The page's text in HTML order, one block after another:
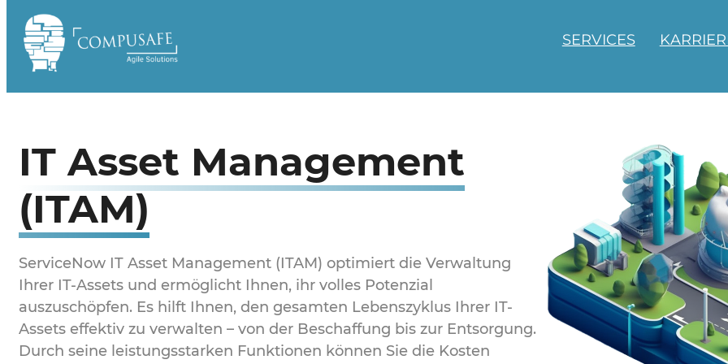
Inhalt
springen
SERVICES
IT Asset Management
(ITAM)
ServiceNow IT Asset Management (ITAM) optimiert die Verwaltung
Ihrer IT-Assets und ermöglicht Ihnen, ihr volles Potenzial
auszuschöpfen. Es hilft Ihnen, den gesamten Lebenszyklus Ihrer IT-
Assets effektiv zu verwalten – von der Beschaffung bis zur Entsorgung.
Durch seine leistungsstarken Funktionen können Sie die Kosten